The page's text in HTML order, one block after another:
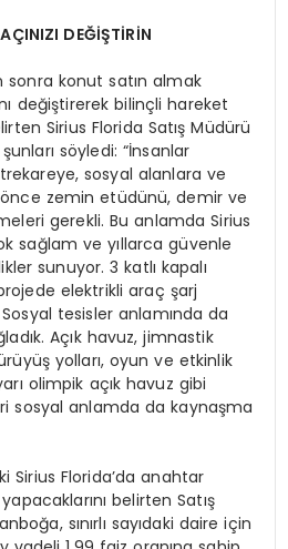
DEĞİŞTİRİN
sonra konut satın almak
değiştirerek bilinçli hareket
Sirius Florida Satış Müdürü
söyledi: “İnsanlar
sosyal alanlara ve
önce zemin etüdünü, demir ve
gerekli. Bu anlamda Sirius
sağlam ve yıllarca güvenle
sunuyor. 3 katlı kapalı
elektrikli araç şarj
tesisler anlamında da
Açık havuz, jimnastik
yolları, oyun ve etkinlik
olimpik açık havuz gibi
sosyal anlamda da kaynaşma
Sirius Florida’da anahtar
belirten Satış
sınırlı sayıdaki daire için